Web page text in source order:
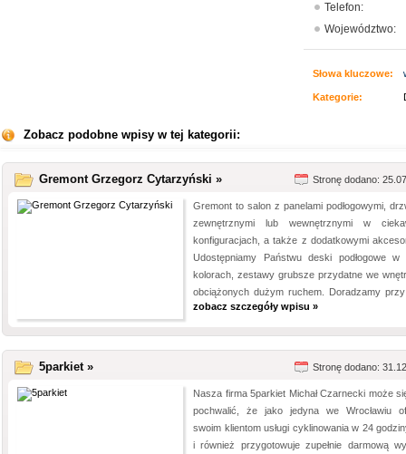
Telefon:
Województwo:
Słowa kluczowe:
Kategorie:
Zobacz podobne wpisy w tej kategorii:
Gremont Grzegorz Cytarzyński » Stronę dodano:
Gremont to salon z panelami podłogowymi,
zewnętrznymi lub wewnętrznymi w
konfiguracjach, a także z dodatkowymi
Udostępniamy Państwu deski podłogowe w
kolorach, zestawy grubsze przydatne we
obciążonych dużym ruchem. Doradzamy
zobacz szczegóły wpisu »
5parkiet » Stronę dodano:
Nasza firma 5parkiet Michał Czarnecki może
pochwalić, że jako jedyna we Wrocławiu
swoim klientom usługi cyklinowania w 24
i również przygotowuje zupełnie darmową